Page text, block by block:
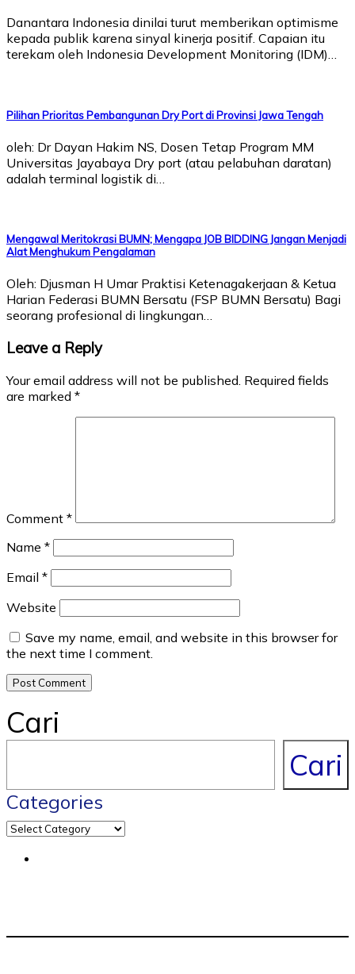
Danantara Indonesia dinilai turut memberikan optimisme
kepada publik karena sinyal kinerja positif. Capaian itu
terekam oleh Indonesia Development Monitoring (IDM)…
Pilihan Prioritas Pembangunan Dry Port di Provinsi Jawa Tengah
oleh: Dr Dayan Hakim NS, Dosen Tetap Program MM
Universitas Jayabaya Dry port (atau pelabuhan daratan)
adalah terminal logistik di…
Mengawal Meritokrasi BUMN; Mengapa JOB BIDDING Jangan Menjadi
Alat Menghukum Pengalaman
Oleh: Djusman H Umar Praktisi Ketenagakerjaan & Ketua
Harian Federasi BUMN Bersatu (FSP BUMN Bersatu) Bagi
seorang profesional di lingkungan…
Leave a Reply
Your email address will not be published. Required fields
are marked *
Comment *
Name *
Email *
Website
Save my name, email, and website in this browser for
the next time I comment.
Cari
Cari
Categories